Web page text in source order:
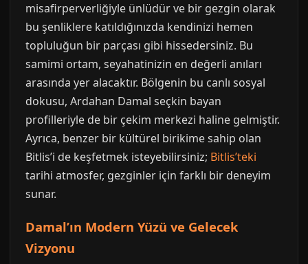
misafirperverliğiyle ünlüdür ve bir gezgin olarak
bu şenliklere katıldığınızda kendinizi hemen
topluluğun bir parçası gibi hissedersiniz. Bu
samimi ortam, seyahatinizin en değerli anıları
arasında yer alacaktır. Bölgenin bu canlı sosyal
dokusu, Ardahan Damal seçkin bayan
profilleriyle de bir çekim merkezi haline gelmiştir.
Ayrıca, benzer bir kültürel birikime sahip olan
Bitlis’i de keşfetmek isteyebilirsiniz; Bitlis’teki
tarihi atmosfer, gezginler için farklı bir deneyim
sunar.
Damal’ın Modern Yüzü ve Gelecek
Vizyonu